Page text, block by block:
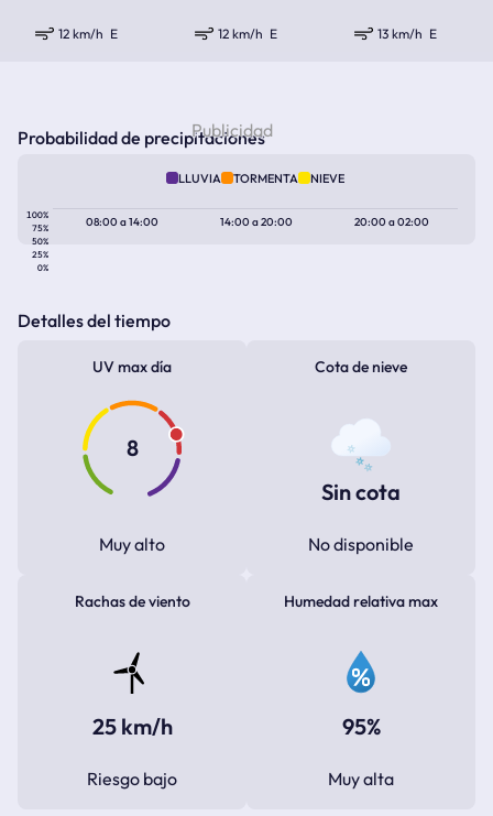
12 km/h E 12 km/h E 13 km/h E
Probabilidad de precipitaciones
LLUVIA TORMENTA NIEVE
100%
75%
50%
25%
0%
08:00a14:00 14:00a20:00 20:00a02:00
Detalles del tiempo
UV max día
8
Muy alto
Cota de nieve
Sin cota
No disponible
Rachas de viento
25 km/h
Riesgo bajo
Humedad relativa max
95%
Muy alta